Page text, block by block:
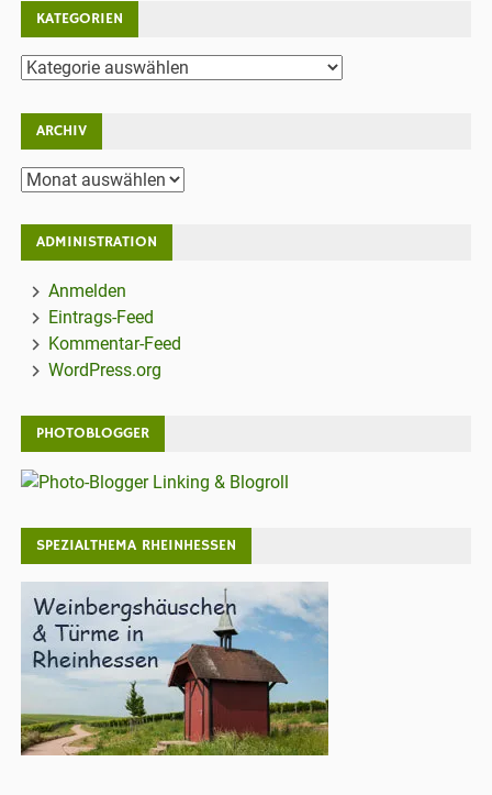
KATEGORIEN
Kategorien
ARCHIV
Archiv
ADMINISTRATION
Anmelden
Eintrags-Feed
Kommentar-Feed
WordPress.org
PHOTOBLOGGER
SPEZIALTHEMA RHEINHESSEN